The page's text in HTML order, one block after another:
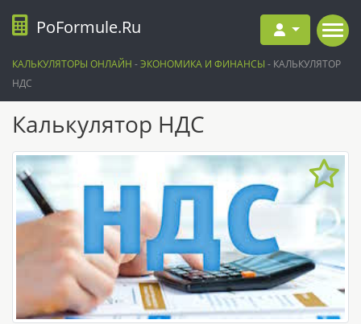
PoFormule.Ru
КАЛЬКУЛЯТОРЫ ОНЛАЙН -ЭКОНОМИКА И ФИНАНСЫ - КАЛЬКУЛЯТОР
НДС
Калькулятор НДС